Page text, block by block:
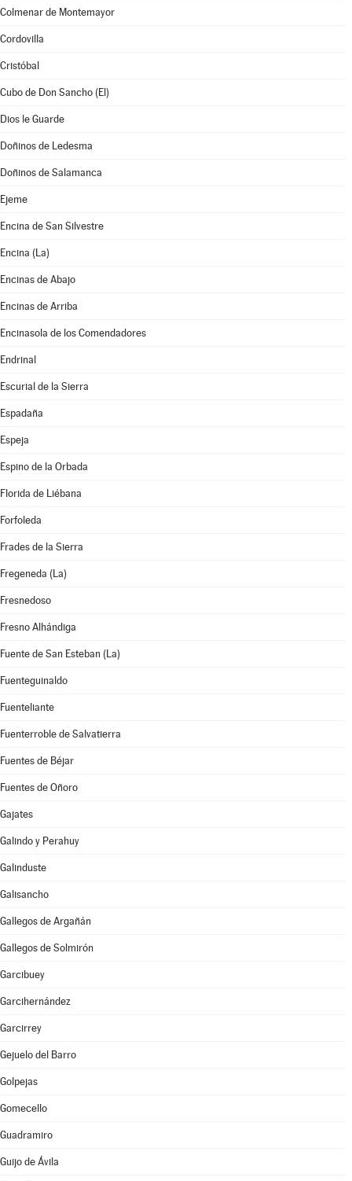
Colmenar de Montemayor
Cordovilla
Cristóbal
Cubo de Don Sancho (El)
Dios le Guarde
Doñinos de Ledesma
Doñinos de Salamanca
Ejeme
Encina de San Silvestre
Encina (La)
Encinas de Abajo
Encinas de Arriba
Encinasola de los Comendadores
Endrinal
Escurial de la Sierra
Espadaña
Espeja
Espino de la Orbada
Florida de Liébana
Forfoleda
Frades de la Sierra
Fregeneda (La)
Fresnedoso
Fresno Alhándiga
Fuente de San Esteban (La)
Fuenteguinaldo
Fuenteliante
Fuenterroble de Salvatierra
Fuentes de Béjar
Fuentes de Oñoro
Gajates
Galindo y Perahuy
Galinduste
Galisancho
Gallegos de Argañán
Gallegos de Solmirón
Garcibuey
Garcihernández
Garcirrey
Gejuelo del Barro
Golpejas
Gomecello
Guadramiro
Guijo de Ávila